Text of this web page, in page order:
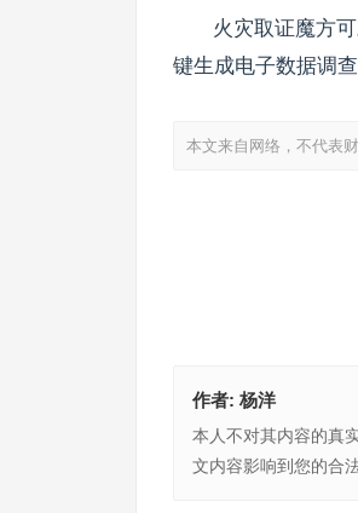
火灾取证魔方
键生成电子数据调查
本文来自网络，不代表
作者: 杨洋
本人不对其内容的真
文内容影响到您的合